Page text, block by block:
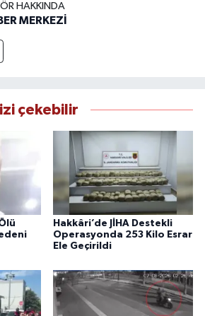
HAKKINDA
MERKEZİ
çekebilir
Hakkâri’de JİHA Destekli
Operasyonda 253 Kilo Esrar
Ele Geçirildi